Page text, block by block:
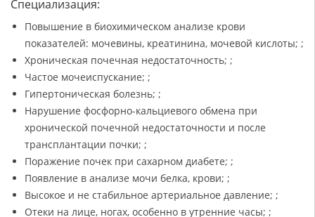
Специализация:
Повышение в биохимическом анализе крови
показателей: мочевины, креатинина, мочевой кислоты; ;
Хроническая почечная недостаточность; ;
Частое мочеиспускание; ;
Гипертоническая болезнь; ;
Нарушение фосфорно-кальциевого обмена при
хронической почечной недостаточности и после
трансплантации почки; ;
Поражение почек при сахарном диабете; ;
Появление в анализе мочи белка, крови; ;
Высокое и не стабильное артериальное давление; ;
Отеки на лице, ногах, особенно в утренние часы; ;